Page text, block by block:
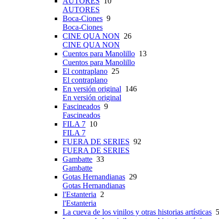
AUTORES
Boca-Ciones 9
Boca-Ciones
CINE QUA NON 26
CINE QUA NON
Cuentos para Manolillo 13
Cuentos para Manolillo
El contraplano 25
El contraplano
En versión original 146
En versión original
Fascineados 9
Fascineados
FILA 7 10
FILA 7
FUERA DE SERIES 92
FUERA DE SERIES
Gambatte 33
Gambatte
Gotas Hernandianas 29
Gotas Hernandianas
l'Estanteria 2
l'Estanteria
La cueva de los vinilos y otras historias artísticas